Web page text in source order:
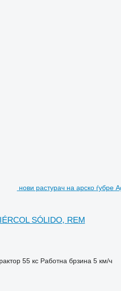
нови растурач на арско ѓубре
SÓLIDO, REM
55 кс Работна брзина 5 км/ч